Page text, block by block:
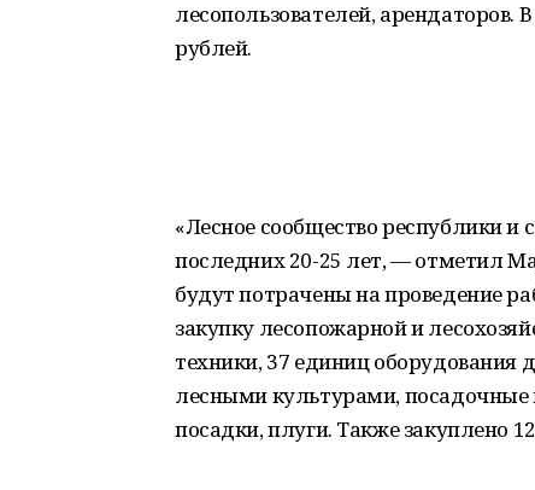
лесопользователей,
рублей.
«Лесное сообщество республики
последних 20-25 лет, — отметил
будут потрачены на проведение
закупку лесопожарной и
техники, 37 единиц оборудования
лесными культурами,
посадки, плуги. Также закуплено